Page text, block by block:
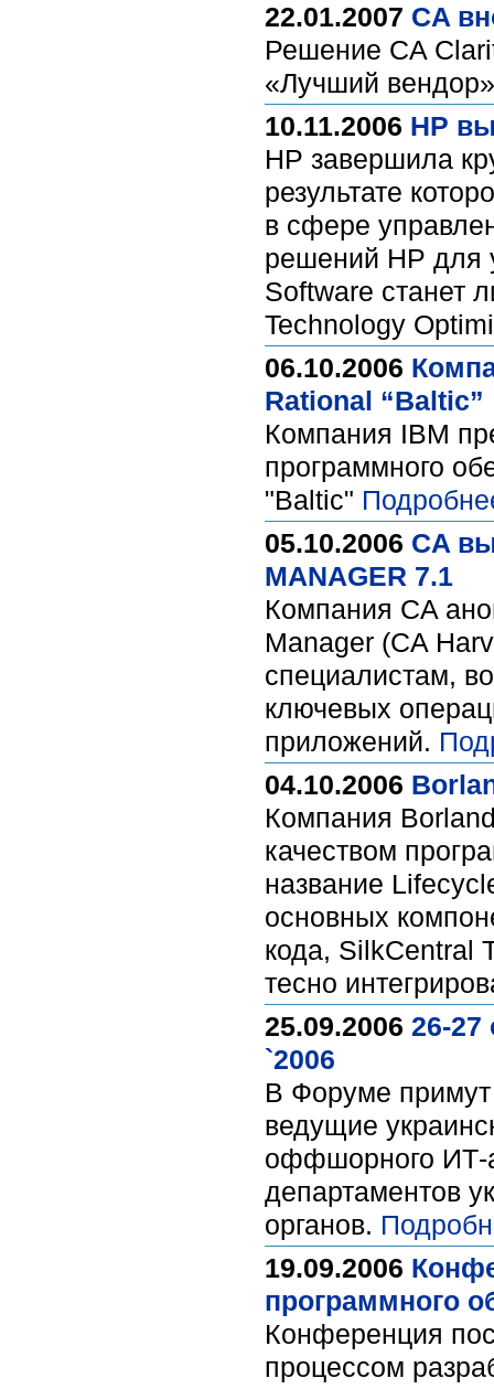
22.01.2007 CA
Решение CA
«Лучший
10.11.2006 HP
HP завершила
результате
в сфере
решений HP для
Software станет
Technology
06.10.2006
Rational “Baltic”
Компания IBM
программного
"Baltic"
05.10.2006 CA
MANAGER 7.1
Компания CA
Manager (CA
специалистам,
ключевых
приложений.
04.10.2006
Компания
качеством
название
основных
кода, SilkCentral
тесно
25.09.2006 26-27
`2006
В Форуме примут
ведущие
оффшорного ИТ-
департаментов
органов.
19.09.2006
программного
Конференция
процессом